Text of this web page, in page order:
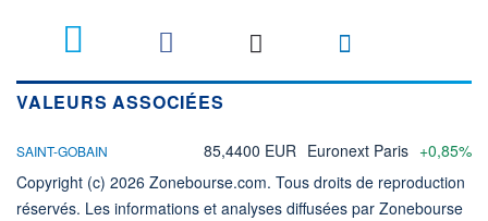
VALEURS ASSOCIÉES
SAINT-GOBAIN 85,4400 EUR Euronext Paris +0,85%
Copyright (c) 2026 Zonebourse.com. Tous droits de reproduction
réservés. Les informations et analyses diffusées par Zonebourse